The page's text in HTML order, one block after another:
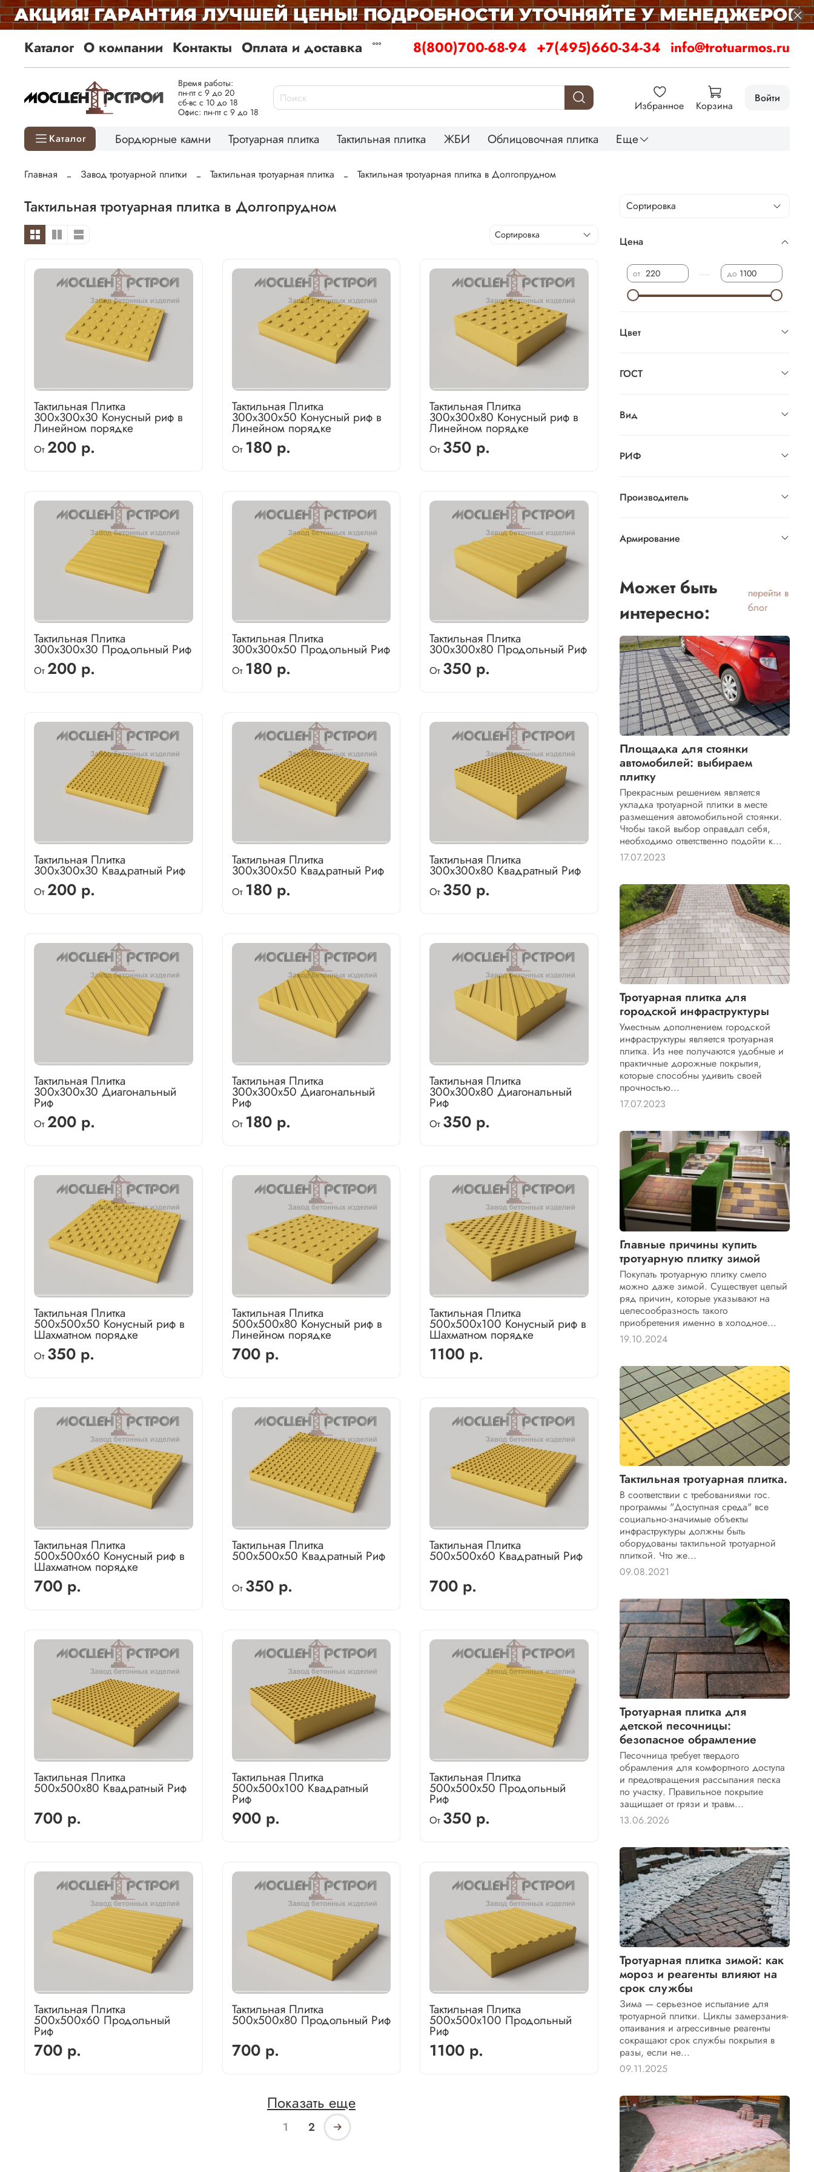
Каталог О компании Контакты Оплата и доставка 8(800)700-68-94 +7(495)660-34-34 info@trotuarmos.ru
Время работы:
пн-пт с 9 до 20
сб-вс с 10 до 18
Офис: пн-пт с 9 до 18
Избранное Корзина
Войти
Каталог Бордюрные камни Тротуарная плитка Тактильная плитка ЖБИ Облицовочная плитка Еще
Главная Завод тротуарной плитки Тактильная тротуарная плитка Тактильная тротуарная плитка в Долгопрудном
Тактильная тротуарная плитка в Долгопрудном
Тактильная Плитка
300х300х30 Конусный риф в
Линейном порядке
От 200 р.
Тактильная Плитка
300х300х50 Конусный риф в
Линейном порядке
От 180 р.
Тактильная Плитка
300х300х80 Конусный риф в
Линейном порядке
От 350 р.
Тактильная Плитка
300х300х30 Продольный Риф
От 200 р.
Тактильная Плитка
300х300х50 Продольный Риф
От 180 р.
Тактильная Плитка
300х300х80 Продольный Риф
От 350 р.
Тактильная Плитка
300х300х30 Квадратный Риф
От 200 р.
Тактильная Плитка
300х300х50 Квадратный Риф
От 180 р.
Тактильная Плитка
300х300х80 Квадратный Риф
От 350 р.
Тактильная Плитка
300х300х30 Диагональный
Риф
От 200 р.
Тактильная Плитка
300х300х50 Диагональный
Риф
От 180 р.
Тактильная Плитка
300х300х80 Диагональный
Риф
От 350 р.
Тактильная Плитка
500х500х50 Конусный риф в
Шахматном порядке
От 350 р.
Тактильная Плитка
500х500х80 Конусный риф в
Линейном порядке
700 р.
Тактильная Плитка
500х500х100 Конусный риф в
Шахматном порядке
1100 р.
Тактильная Плитка
500х500х60 Конусный риф в
Шахматном порядке
700 р.
Тактильная Плитка
500х500х50 Квадратный Риф
От 350 р.
Тактильная Плитка
500х500х60 Квадратный Риф
700 р.
Тактильная Плитка
500х500х80 Квадратный Риф
700 р.
Тактильная Плитка
500х500х100 Квадратный
Риф
900 р.
Тактильная Плитка
500х500х50 Продольный
Риф
От 350 р.
Тактильная Плитка
500х500х60 Продольный
Риф
700 р.
Тактильная Плитка
500х500х80 Продольный Риф
700 р.
Тактильная Плитка
500х500х100 Продольный
Риф
1100 р.
Показать еще
1 2
Цена
от до
Цвет
ГОСТ
Вид
РИФ
Производитель
Армирование
Может быть
интересно:
перейти в
блог
Площадка для стоянки
автомобилей: выбираем
плитку
Прекрасным решением является
укладка тротуарной плитки в месте
размещения автомобильной стоянки.
Чтобы такой выбор оправдал себя,
необходимо ответственно подойти к...
17.07.2023
Тротуарная плитка для
городской инфраструктуры
Уместным дополнением городской
инфраструктуры является тротуарная
плитка. Из нее получаются удобные и
практичные дорожные покрытия,
которые способны удивить своей
прочностью...
17.07.2023
Главные причины купить
тротуарную плитку зимой
Покупать тротуарную плитку смело
можно даже зимой. Существует целый
ряд причин, которые указывают на
целесообразность такого
приобретения именно в холодное...
19.10.2024
Тактильная тротуарная плитка.
В соответствии с требованиями гос.
программы "Доступная среда" все
социально-значимые объекты
инфраструктуры должны быть
оборудованы тактильной тротуарной
плиткой. Что же...
09.08.2021
Тротуарная плитка для
детской песочницы:
безопасное обрамление
Песочница требует твердого
обрамления для комфортного доступа
и предотвращения рассыпания песка
по участку. Правильное покрытие
защищает от грязи и травм...
13.06.2026
Тротуарная плитка зимой: как
мороз и реагенты влияют на
срок службы
Зима — серьезное испытание для
тротуарной плитки. Циклы замерзания-
оттаивания и агрессивные реагенты
сокращают срок службы покрытия в
разы, если не...
09.11.2025